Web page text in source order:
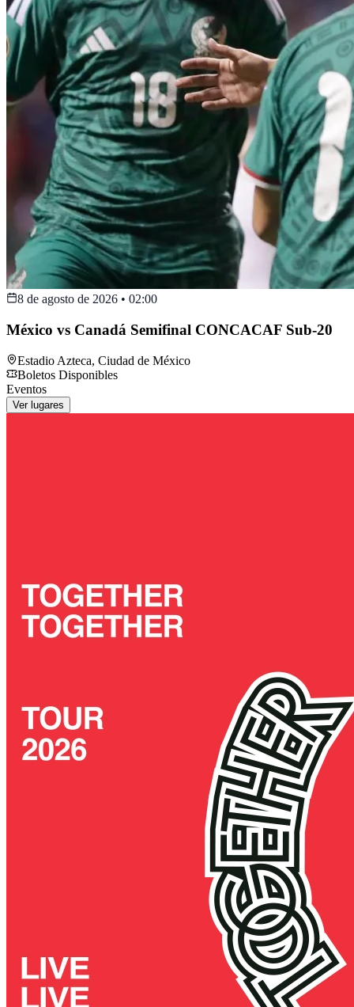
8 de agosto de 2026 • 02:00
México vs Canadá Semifinal CONCACAF Sub-20
Estadio Azteca, Ciudad de México
Boletos Disponibles
Eventos
Ver lugares